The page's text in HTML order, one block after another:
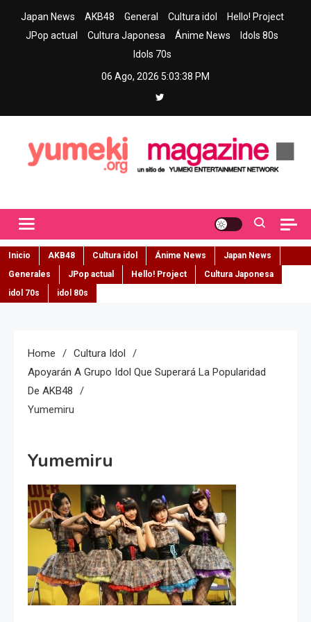
Japan News AKB48 General Cultura idol
Hello! Project
JPop actual
Cultura Japonesa Ánime News
Idols 80s
Idols 70s
06 Ago, 2026 5:03:39 PM
Inicio AKB48 Cultura idol Ánime News
Japan News
Generales
JPop actual Hello! Project
Cultura Japonesa
idol 70s
idol 80s
Home
Cultura Idol
Apoyarán A Grupo Idol Que Superará La Popularidad
De AKB48
Yumemiru
Yumemiru